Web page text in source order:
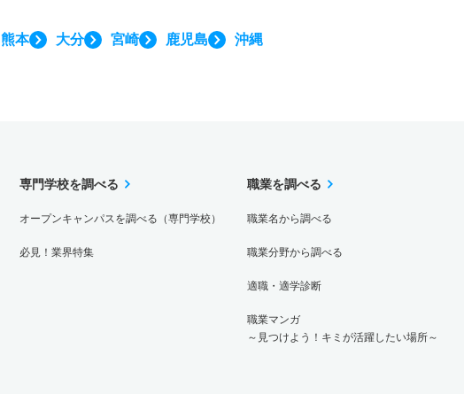
熊本 大分 宮崎 鹿児島 沖縄
専門学校を調べる
オープンキャンパスを調べる（専門学校）
必見！業界特集
職業を調べる
職業名から調べる
職業分野から調べる
適職・適学診断
職業マンガ
～見つけよう！キミが活躍したい場所～